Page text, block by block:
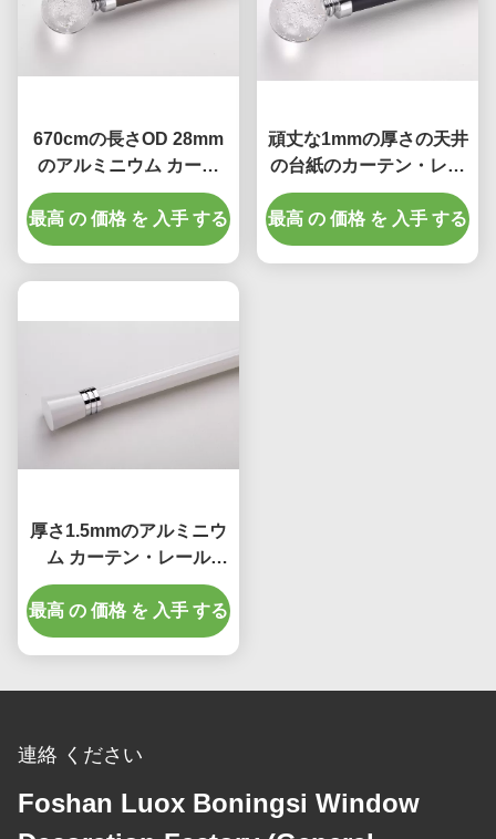
670cmの長さOD 28mm
のアルミニウム カーテ
ン・レールのシャワー・
カーテン棒
最高 の 価格 を 入手 する
頑丈な1mmの厚さの天井
の台紙のカーテン・レー
ル35mmカーテン・レー
ル
最高 の 価格 を 入手 する
厚さ1.5mmのアルミニウ
ム カーテン・レール
30mmのカーテンのポー
ランド人Eのめっき表面
最高 の 価格 を 入手 する
連絡 ください
Foshan Luox Boningsi Window